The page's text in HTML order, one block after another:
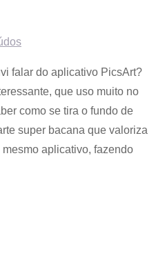
falar do aplicativo PicsArt?
que uso muito no
como se tira o fundo de
super bacana que valoriza
aplicativo, fazendo